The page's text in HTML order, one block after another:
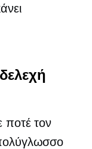
ποτέ τον